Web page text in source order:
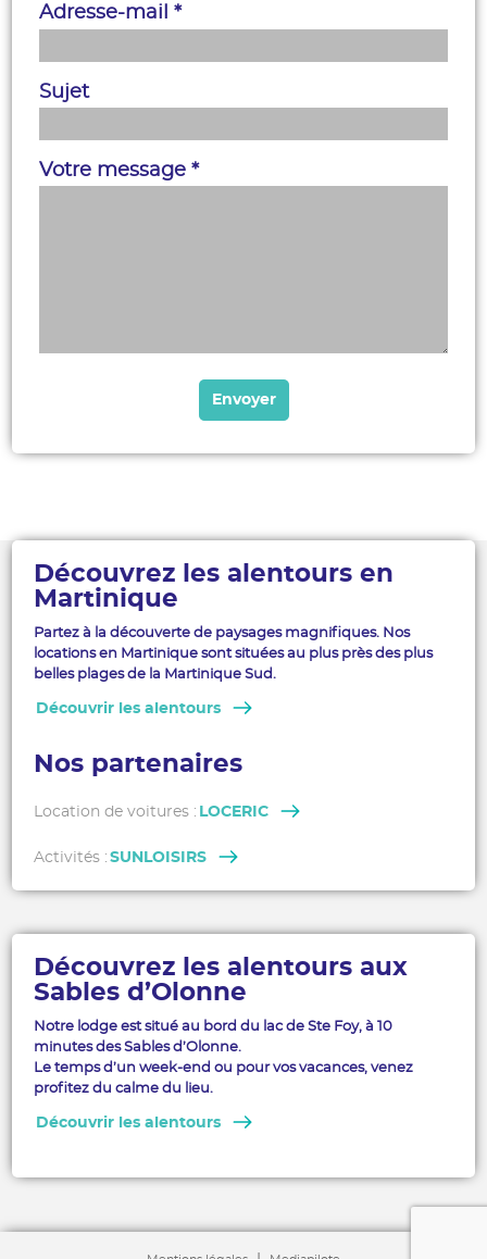
Adresse-mail *
Sujet
Votre message *
Découvrez les alentours en
Martinique
Partez à la découverte de paysages magnifiques. Nos
locations en Martinique sont situées au plus près des plus
belles plages de la Martinique Sud.
Découvrir les alentours
Nos partenaires
Location de voitures : LOCERIC
Activités : SUNLOISIRS
Découvrez les alentours aux
Sables d’Olonne
Notre lodge est situé au bord du lac de Ste Foy, à 10
minutes des Sables d’Olonne.
Le temps d’un week-end ou pour vos vacances, venez
profitez du calme du lieu.
Découvrir les alentours